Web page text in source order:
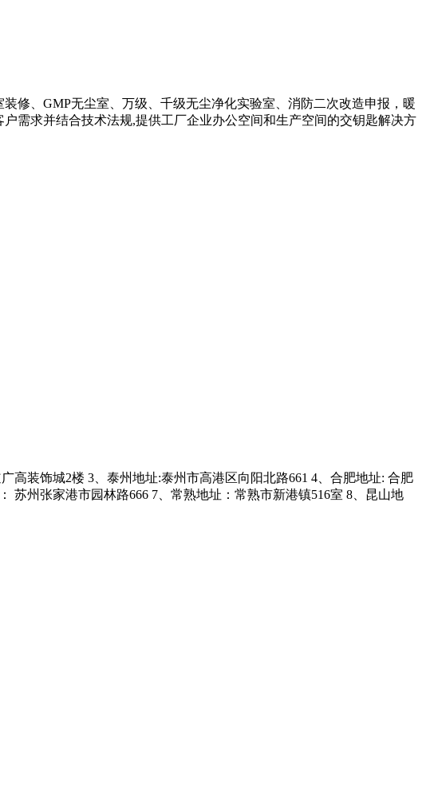
修、GMP无尘室、万级、千级无尘净化实验室、消防二次改造申报，暖
需求并结合技术法规,提供工厂企业办公空间和生产空间的交钥匙解决方
高装饰城2楼 3、泰州地址:泰州市高港区向阳北路661 4、合肥地址: 合肥
苏州张家港市园林路666 7、常熟地址：常熟市新港镇516室 8、昆山地